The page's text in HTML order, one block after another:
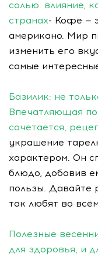
солью: влияние,
странах- Кофе —
американо. Мир
изменить его
самые
Базилик: не
Впечатляющая
сочетается,
украшение
характером. Он
блюдо, добавив
пользы. Давайте
так любят во
Полезные
для здоровья, и